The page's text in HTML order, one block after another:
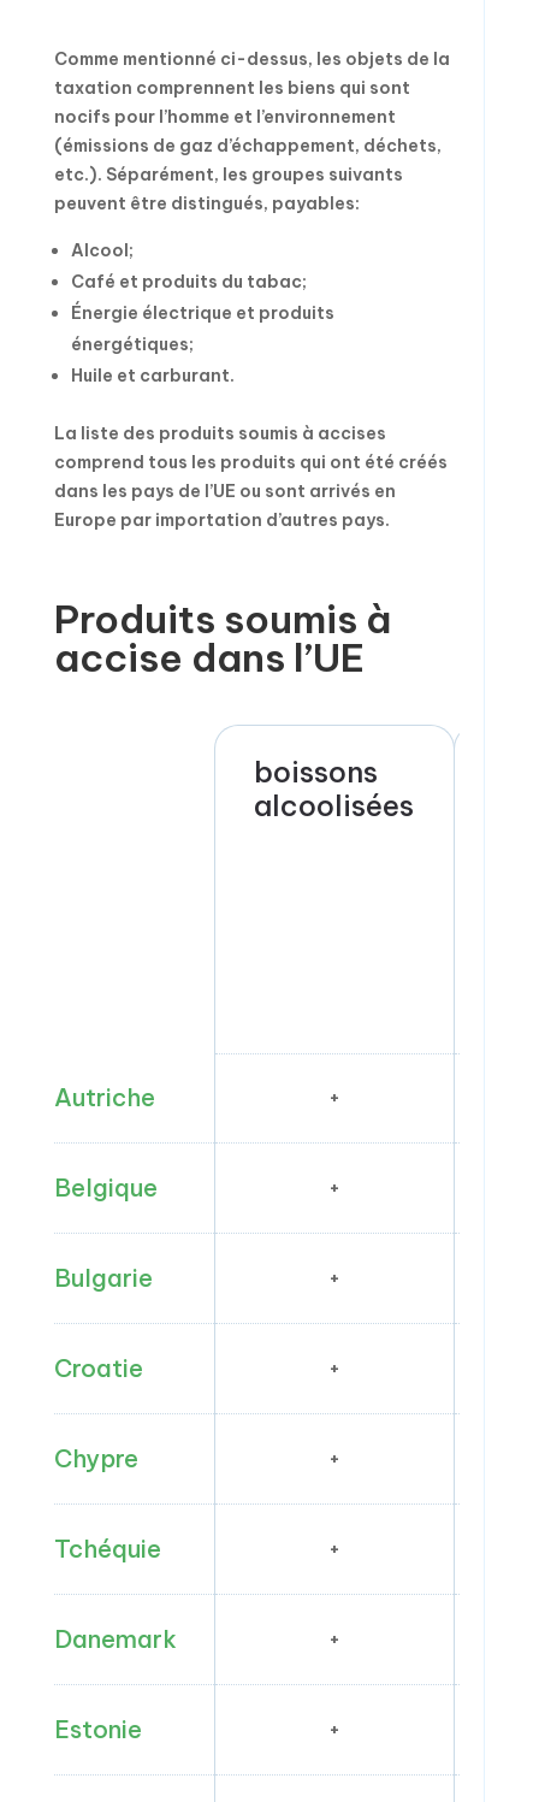
Comme mentionné ci-dessus, les objets de la
taxation comprennent les biens qui sont
nocifs pour l’homme et l’environnement
(émissions de gaz d’échappement, déchets,
etc.). Séparément, les groupes suivants
peuvent être distingués, payables:
Alcool;
Café et produits du tabac;
Énergie électrique et produits
énergétiques;
Huile et carburant.
La liste des produits soumis à accises
comprend tous les produits qui ont été créés
dans les pays de l’UE ou sont arrivés en
Europe par importation d’autres pays.
Produits soumis à
accise dans l’UE
boissons
alcoolisées
Autriche +
Belgique +
Bulgarie +
Croatie +
Chypre +
Tchéquie +
Danemark +
Estonie +